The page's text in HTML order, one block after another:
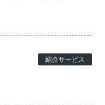
紹介サービス